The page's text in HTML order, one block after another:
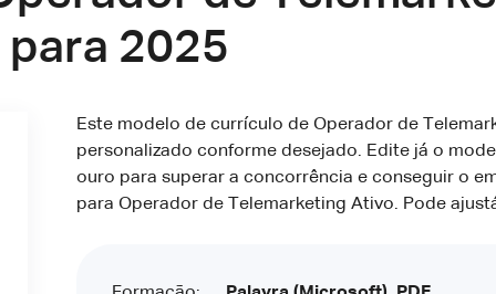
para 2025
Este modelo de currículo de Operador de
personalizado conforme desejado. Edite já o
ouro para superar a concorrência e conseguir o
para Operador de Telemarketing Ativo. Pode